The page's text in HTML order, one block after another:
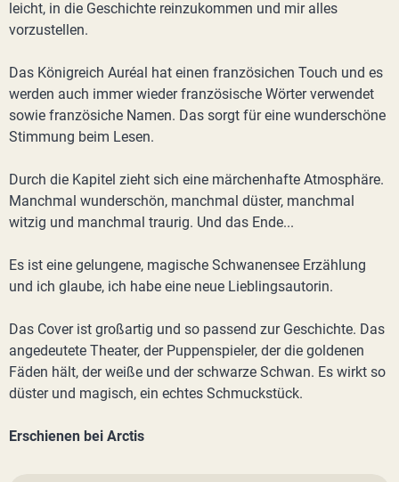
leicht, in die Geschichte reinzukommen und mir alles
vorzustellen.
Das Königreich Auréal hat einen französichen Touch und es
werden auch immer wieder französische Wörter verwendet
sowie französiche Namen. Das sorgt für eine wunderschöne
Stimmung beim Lesen.
Durch die Kapitel zieht sich eine märchenhafte Atmosphäre.
Manchmal wunderschön, manchmal düster, manchmal
witzig und manchmal traurig. Und das Ende...
Es ist eine gelungene, magische Schwanensee Erzählung
und ich glaube, ich habe eine neue Lieblingsautorin.
Das Cover ist großartig und so passend zur Geschichte. Das
angedeutete Theater, der Puppenspieler, der die goldenen
Fäden hält, der weiße und der schwarze Schwan. Es wirkt so
düster und magisch, ein echtes Schmuckstück.
Erschienen bei Arctis